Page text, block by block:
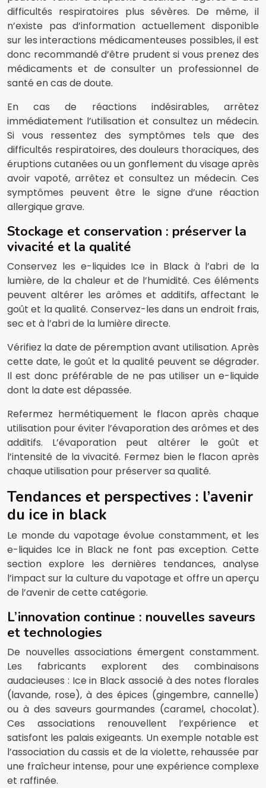
difficultés respiratoires plus sévères. De même, il
n’existe pas d’information actuellement disponible
sur les interactions médicamenteuses possibles, il est
donc recommandé d’être prudent si vous prenez des
médicaments et de consulter un professionnel de
santé en cas de doute.
En cas de réactions indésirables, arrêtez
immédiatement l’utilisation et consultez un médecin.
Si vous ressentez des symptômes tels que des
difficultés respiratoires, des douleurs thoraciques, des
éruptions cutanées ou un gonflement du visage après
avoir vapoté, arrêtez et consultez un médecin. Ces
symptômes peuvent être le signe d’une réaction
allergique grave.
Stockage et conservation : préserver la
vivacité et la qualité
Conservez les e-liquides Ice in Black à l’abri de la
lumière, de la chaleur et de l’humidité. Ces éléments
peuvent altérer les arômes et additifs, affectant le
goût et la qualité. Conservez-les dans un endroit frais,
sec et à l’abri de la lumière directe.
Vérifiez la date de péremption avant utilisation. Après
cette date, le goût et la qualité peuvent se dégrader.
Il est donc préférable de ne pas utiliser un e-liquide
dont la date est dépassée.
Refermez hermétiquement le flacon après chaque
utilisation pour éviter l’évaporation des arômes et des
additifs. L’évaporation peut altérer le goût et
l’intensité de la vivacité. Fermez bien le flacon après
chaque utilisation pour préserver sa qualité.
Tendances et perspectives : l’avenir
du ice in black
Le monde du vapotage évolue constamment, et les
e-liquides Ice in Black ne font pas exception. Cette
section explore les dernières tendances, analyse
l’impact sur la culture du vapotage et offre un aperçu
de l’avenir de cette catégorie.
L’innovation continue : nouvelles saveurs
et technologies
De nouvelles associations émergent constamment.
Les fabricants explorent des combinaisons
audacieuses : Ice in Black associé à des notes florales
(lavande, rose), à des épices (gingembre, cannelle)
ou à des saveurs gourmandes (caramel, chocolat).
Ces associations renouvellent l’expérience et
satisfont les palais exigeants. Un exemple notable est
l’association du cassis et de la violette, rehaussée par
une fraîcheur intense, pour une expérience complexe
et raffinée.